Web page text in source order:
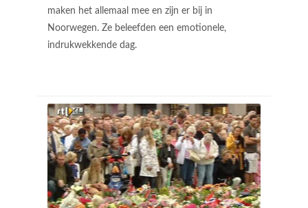
maken het allemaal mee en zijn er bij in
Noorwegen. Ze beleefden een emotionele,
indrukwekkende dag.